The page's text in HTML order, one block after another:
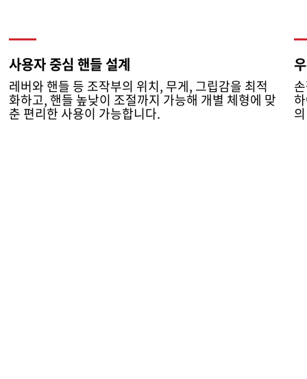
사용자 중심 핸들 설계
레버와 핸들 등 조작부의 위치, 무게, 그립감을 최적
화하고, 핸들 높낮이 조절까지 가능해 개별 체형에 맞
춘 편리한 사용이 가능합니다.